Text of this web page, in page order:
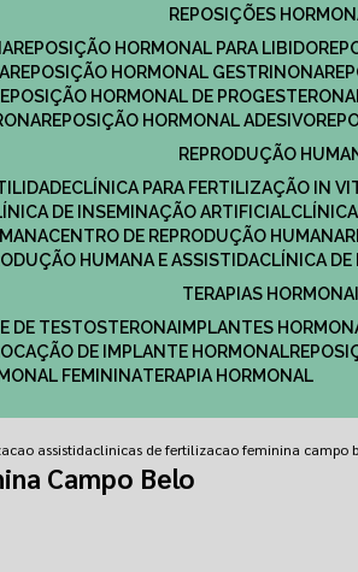
REPOSIÇÕES
REPOSIÇÃO HORMONAL PARA LIBIDO
REPOSIÇÃO HORMONAL GESTRINONA
REPOSIÇÃO HORMONAL DE PROGESTERONA
REPOSIÇÃO HORMONAL ADESIVO
REPRODUÇÃO
CLÍNICA PARA FERTILIZAÇÃO IN
DE INSEMINAÇÃO ARTIFICIAL
CENTRO DE REPRODUÇÃO HUMANA
HUMANA E ASSISTIDA
CLÍNICA
TERAPIAS
DE TESTOSTERONA IMPLANTES
DE IMPLANTE HORMONAL
FEMININA TERAPIA HORMONAL
assistidaclinicas de fertilizacao feminina campo
Campo Belo